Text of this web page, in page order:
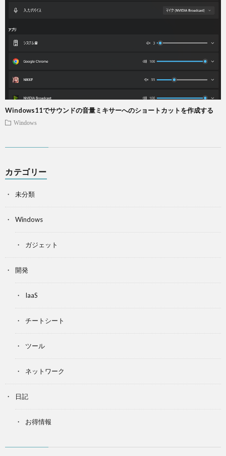
Windows11でサウンドの音量ミキサーへのショートカットを作成する
Windows
カテゴリー
未分類
Windows
ガジェット
開発
IaaS
チートシート
ツール
ネットワーク
日記
お得情報